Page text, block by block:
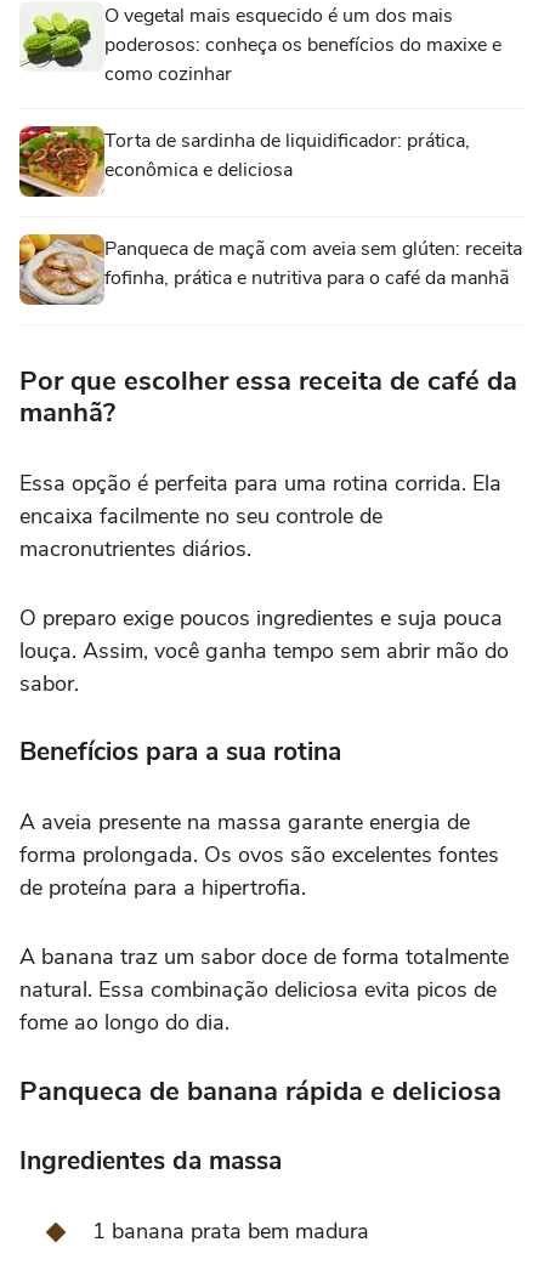
O vegetal mais esquecido é um dos mais
poderosos: conheça os benefícios do maxixe e
como cozinhar
Torta de sardinha de liquidificador: prática,
econômica e deliciosa
Panqueca de maçã com aveia sem glúten: receita
fofinha, prática e nutritiva para o café da manhã
Por que escolher essa receita de café da
manhã?
Essa opção é perfeita para uma rotina corrida. Ela
encaixa facilmente no seu controle de
macronutrientes diários.
O preparo exige poucos ingredientes e suja pouca
louça. Assim, você ganha tempo sem abrir mão do
sabor.
Benefícios para a sua rotina
A aveia presente na massa garante energia de
forma prolongada. Os ovos são excelentes fontes
de proteína para a hipertrofia.
A banana traz um sabor doce de forma totalmente
natural. Essa combinação deliciosa evita picos de
fome ao longo do dia.
Panqueca de banana rápida e deliciosa
Ingredientes da massa
1 banana prata bem madura